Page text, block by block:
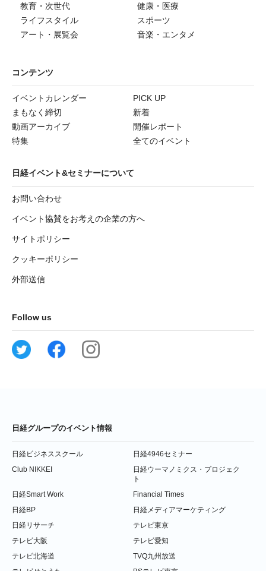
教育・次世代
健康・医療
ライフスタイル
スポーツ
アート・展覧会
音楽・エンタメ
コンテンツ
イベントカレンダー
PICK UP
まもなく締切
新着
動画アーカイブ
開催レポート
特集
全てのイベント
日経イベント&セミナーについて
お問い合わせ
イベント協賛をお考えの企業の方へ
サイトポリシー
クッキーポリシー
外部送信
Follow us
日経グループのイベント情報
日経ビジネススクール
日経4946セミナー
Club NIKKEI
日経ウーマノミクス・プロジェク
ト
日経Smart Work
Financial Times
日経BP
日経メディアマーケティング
日経リサーチ
テレビ東京
テレビ大阪
テレビ愛知
テレビ北海道
TVQ九州放送